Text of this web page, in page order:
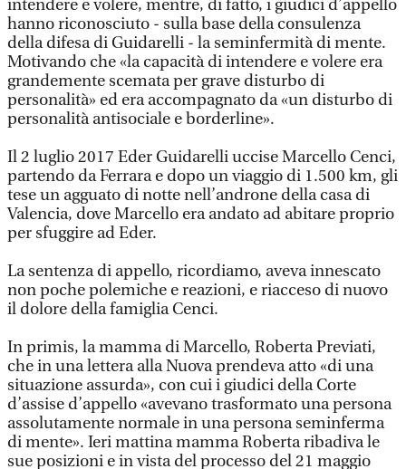
intendere e volere, mentre, di fatto, i giudici d’appello
hanno riconosciuto - sulla base della consulenza
della difesa di Guidarelli - la seminfermità di mente.
Motivando che «la capacità di intendere e volere era
grandemente scemata per grave disturbo di
personalità» ed era accompagnato da «un disturbo di
personalità antisociale e borderline».
Il 2 luglio 2017 Eder Guidarelli uccise Marcello Cenci,
partendo da Ferrara e dopo un viaggio di 1.500 km, gli
tese un agguato di notte nell’androne della casa di
Valencia, dove Marcello era andato ad abitare proprio
per sfuggire ad Eder.
La sentenza di appello, ricordiamo, aveva innescato
non poche polemiche e reazioni, e riacceso di nuovo
il dolore della famiglia Cenci.
In primis, la mamma di Marcello, Roberta Previati,
che in una lettera alla Nuova prendeva atto «di una
situazione assurda», con cui i giudici della Corte
d’assise d’appello «avevano trasformato una persona
assolutamente normale in una persona seminferma
di mente». Ieri mattina mamma Roberta ribadiva le
sue posizioni e in vista del processo del 21 maggio